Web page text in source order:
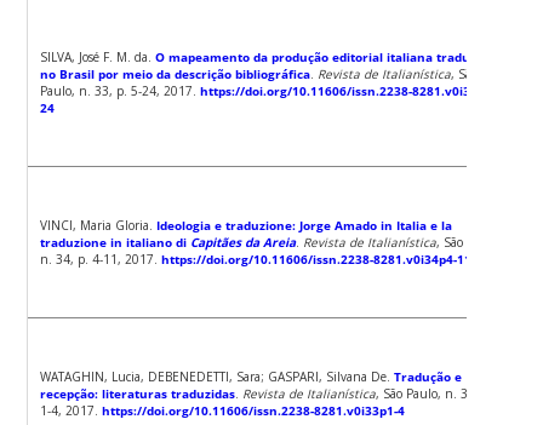
SILVA, José F. M. da.O mapeamento da produção editorial italiana traduzida
no Brasil por meio da descrição bibliográfica Revista de Italianística, São
Paulo, n. 33, p. 5-24, 2017.https://doi.org/10.11606/issn.2238-8281.v0i33p5-
24
VINCI, Maria Gloria.Ideologia e traduzione: Jorge Amado in Italia e la
traduzione in italiano di Capitães da Areia. Revista de Italianística, São Paulo,
n. 34, p. 4-11, 2017.https://doi.org/10.11606/issn.2238-8281.v0i34p4-11
WATAGHIN, Lucia, DEBENEDETTI, Sara; GASPARI, Silvana De.Tradução e
recepção: literaturas traduzidas Revista de Italianística, São Paulo, n. 33, p.
1-4, 2017.https://doi.org/10.11606/issn.2238-8281.v0i33p1-4